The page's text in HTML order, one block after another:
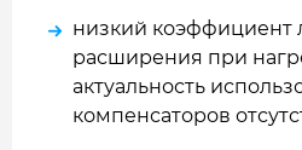
низкий коэффициент
расширения при
актуальность
компенсаторов